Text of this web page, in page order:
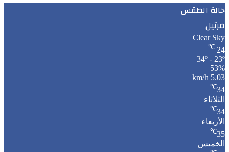
حالة الطقس
مرتيل
Clear Sky
24
℃
34º - 23º
53%
5.03 km/h
34
℃
الثلاثاء
34
℃
الأربعاء
35
℃
الخميس